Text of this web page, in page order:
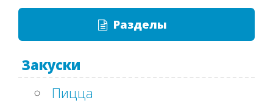
Разделы
Закуски
Пицца